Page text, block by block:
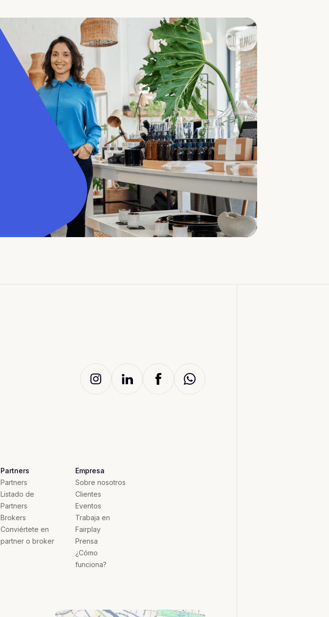
Partners
Partners
Listado de
Partners
Brokers
Conviértete en
partner o broker
Empresa
Sobre nosotros
Clientes
Eventos
Trabaja en
Fairplay
Prensa
¿Cómo
funciona?